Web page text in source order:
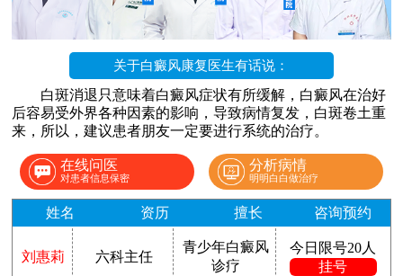
关于白癜风康复医生有话说：
白斑消退只意味着白癜风症状有所缓解，白癜风在治好
后容易受外界各种因素的影响，导致病情复发，白斑卷土重
来，所以，建议患者朋友一定要进行系统的治疗。
在线问医
对患者信息保密
分析病情
明明白白做治疗
姓名 资历 擅长 咨询预约
刘惠莉 六科主任
青少年白癜风
诊疗
今日限号20人
挂号